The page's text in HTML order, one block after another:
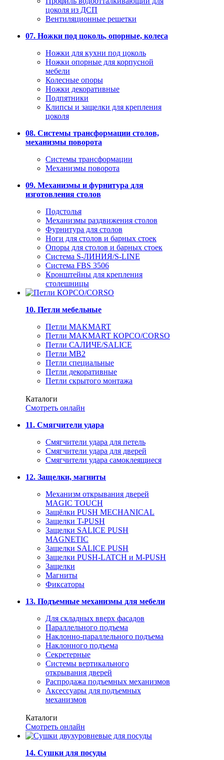
цоколя из ДСП
Вентиляционные решетки
07. Ножки под цоколь, опорные, колеса
Ножки для кухни под цоколь
Ножки опорные для корпусной
мебели
Колесные опоры
Ножки декоративные
Подпятники
Клипсы и защелки для крепления
цоколя
08. Системы трансформации столов,
механизмы поворота
Системы трансформации
Механизмы поворота
09. Механизмы и фурнитура для
изготовления столов
Подстолья
Механизмы раздвижения столов
Фурнитура для столов
Ноги для столов и барных стоек
Опоры для столов и барных стоек
Система S-ЛИНИЯ/S-LINE
Система FBS 3506
Кронштейны для крепления
столешницы
10. Петли мебельные
Петли MAKMART
Петли MAKMART КОРСО/CORSO
Петли САЛИЧЕ/SALICE
Петли MB2
Петли специальные
Петли декоративные
Петли скрытого монтажа
Каталоги
Смотреть онлайн
11. Смягчители удара
Смягчители удара для петель
Смягчители удара для дверей
Cмягчители удара самоклеящиеся
12. Защелки, магниты
Механизм открывания дверей
MAGIC TOUCH
Защёлки PUSH MECHANICAL
Защелки T-PUSH
Защелки SALICE PUSH
MAGNETIC
Защелки SALICE PUSH
Защелки PUSH-LATCH и M-PUSH
Защелки
Магниты
Фиксаторы
13. Подъемные механизмы для мебели
Для складных вверх фасадов
Параллельного подъема
Наклонно-параллельного подъема
Наклонного подъема
Секретерные
Системы вертикального
открывания дверей
Распродажа подъемных механизмов
Аксессуары для подъемных
механизмов
Каталоги
Смотреть онлайн
14. Сушки для посуды